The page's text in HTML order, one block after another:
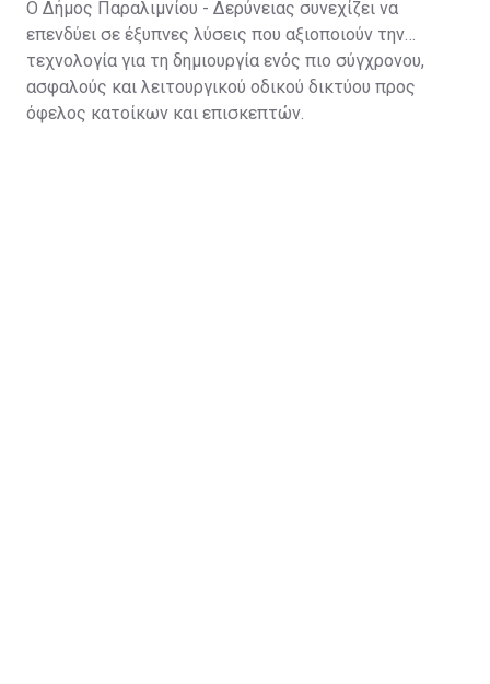
Ο Δήμος Παραλιμνίου - Δερύνειας συνεχίζει να
επενδύει σε έξυπνες λύσεις που αξιοποιούν την
τεχνολογία για τη δημιουργία ενός πιο σύγχρονου,
ασφαλούς και λειτουργικού οδικού δικτύου προς
όφελος κατοίκων και επισκεπτών.